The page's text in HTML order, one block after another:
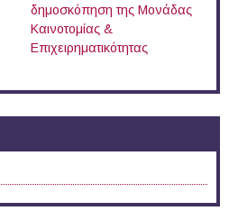
δημοσκόπηση της Μονάδας
Καινοτομίας &
Επιχειρηματικότητας